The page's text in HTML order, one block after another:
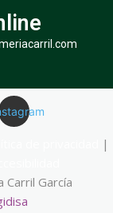
|
García